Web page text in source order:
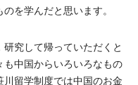
を学んだと思います。
究して帰っていただくと
も中国からいろいろなもの
留学制度では中国のお金